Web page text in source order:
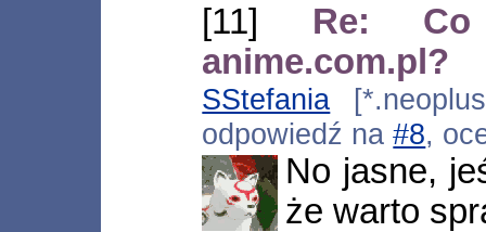
[11] Re: Co
anime.com.pl?
SStefania
odpowiedź na#8,
No jasne,
że warto